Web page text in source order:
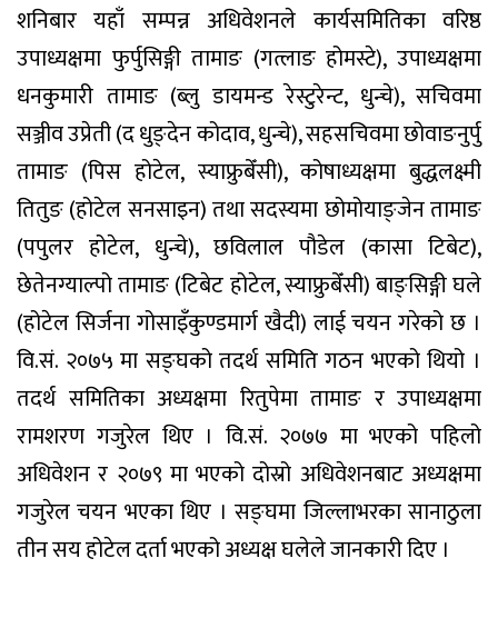
शनिबार यहाँ सम्पन्न अधिवेशनले कार्यसमितिका वरिष्ठ
उपाध्यक्षमा फुर्पुसिङ्गी तामाङ (गत्लाङ होमस्टे), उपाध्यक्षमा
धनकुमारी तामाङ (ब्लु डायमन्ड रेस्टुरेन्ट, धुन्चे), सचिवमा
सञ्जीव उप्रेती (द धुङ्देन कोदाव, धुन्चे), सहसचिवमा छोवाङनुर्पु
तामाङ (पिस होटेल, स्याफ्रुबेँसी), कोषाध्यक्षमा बुद्धलक्ष्मी
तितुङ (होटेल सनसाइन) तथा सदस्यमा छोमोयाङ्जेन तामाङ
(पपुलर होटेल, धुन्चे), छविलाल पौडेल (कासा टिबेट),
छेतेनग्याल्पो तामाङ (टिबेट होटेल, स्याफ्रुबेँसी) बाङ्सिङ्गी घले
(होटेल सिर्जना गोसाइँकुण्डमार्ग खैदी) लाई चयन गरेको छ ।
वि.सं. २०७५ मा सङ्घको तदर्थ समिति गठन भएको थियो ।
तदर्थ समितिका अध्यक्षमा रितुपेमा तामाङ र उपाध्यक्षमा
रामशरण गजुरेल थिए । वि.सं. २०७७ मा भएको पहिलो
अधिवेशन र २०७९ मा भएको दोस्रो अधिवेशनबाट अध्यक्षमा
गजुरेल चयन भएका थिए । सङ्घमा जिल्लाभरका सानाठुला
तीन सय होटेल दर्ता भएको अध्यक्ष घलेले जानकारी दिए ।